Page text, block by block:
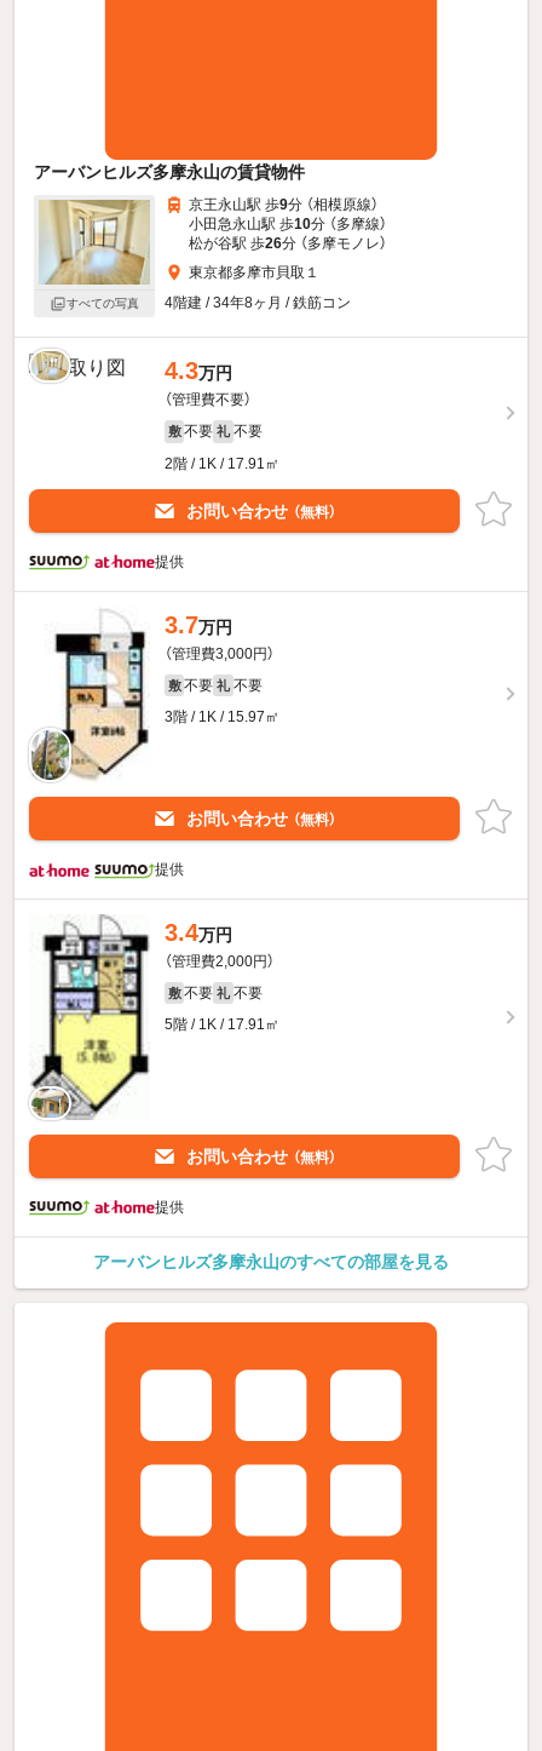
アーバンヒルズ多摩永山の賃貸物件
すべての写真
京王永山駅 歩9分 （相模原線）
小田急永山駅 歩10分 （多摩線）
松が谷駅 歩26分 （多摩モノレ）
東京都多摩市貝取１
4階建 / 34年8ヶ月 / 鉄筋コン
4.3万円
（管理費不要）
敷 不要 礼 不要
2階 / 1K / 17.91㎡
お問い合わせ （無料）
提供
3.7万円
（管理費3,000円）
敷 不要 礼 不要
3階 / 1K / 15.97㎡
お問い合わせ （無料）
提供
3.4万円
（管理費2,000円）
敷 不要 礼 不要
5階 / 1K / 17.91㎡
お問い合わせ （無料）
提供
アーバンヒルズ多摩永山のすべての部屋を見る